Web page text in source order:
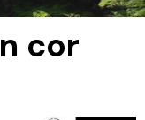
cor